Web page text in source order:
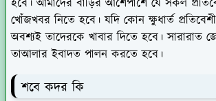
হবে। আমাদের বাড়ির আশেপাশে যে সকল
খোঁজখবর নিতে হবে। যদি কোন ক্ষুধার্ত
অবশ্যই তাদেরকে খাবার দিতে হবে। সারারাত
তাআলার ইবাদত পালন করতে হবে।
শবে কদর কি